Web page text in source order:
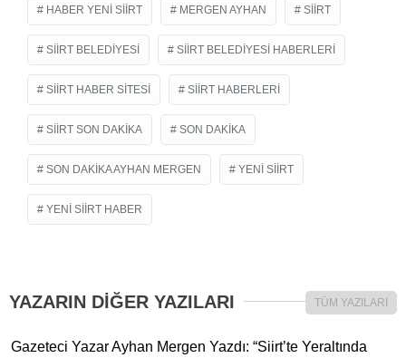
HABER YENI SIIRT MERGEN AYHAN SIIRT
SIIRT BELEDIYESI SIIRT BELEDIYESI HABERLERI
SIIRT HABER SITESI SIIRT HABERLERI
SIIRT SON DAKIKA SON DAKIKA
SON DAKIKA AYHAN MERGEN YENI SIIRT
YENI SIIRT HABER
YAZARIN DİĞER YAZILARI TÜM YAZILARI
Gazeteci Yazar Ayhan Mergen Yazdı: “Siirt’te Yeraltında